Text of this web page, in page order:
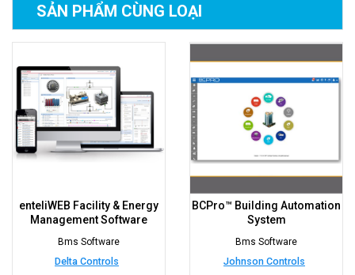
SẢN PHẨM CÙNG LOẠI
enteliWEB Facility & Energy
Management Software
Bms Software
Delta Controls
BCPro™ Building Automation
System
Bms Software
Johnson Controls